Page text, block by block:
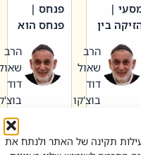
תקינה של האתר ולנתח את
|
בין
לעם הרב
שאול
דוד
בוצ'קו
לשמוע קול תורה – מדרש
פנחס |
פנחס הוא
אליהו: בין
קנאות
הורסת
לקנאות
בונה
הרב
שאול
דוד
בוצ'קו
לשמוע קול